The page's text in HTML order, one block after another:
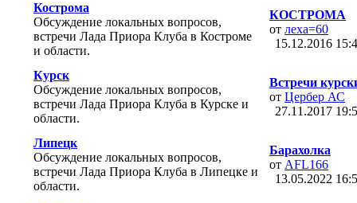
Кострома
Обсуждение локальных вопросов,
встречи Лада Приора Клуба в Костроме
и области.
КОСТРОМА
от леха=60
15.12.2016
Курск
Обсуждение локальных вопросов,
встречи Лада Приора Клуба в Курске и
области.
Встречи
от Цербер АС
27.11.2017
Липецк
Обсуждение локальных вопросов,
встречи Лада Приора Клуба в Липецке и
области.
Барахолка
от AFL166
13.05.2022